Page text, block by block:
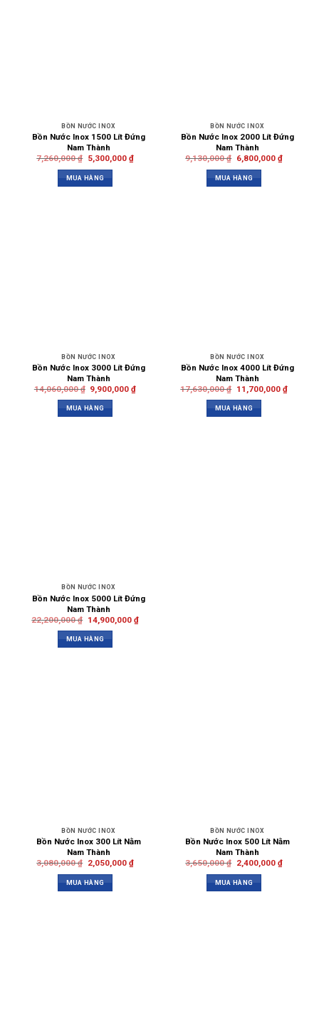
BỒN NƯỚC INOX
Bồn Nước Inox 1500 Lít Đứng
Nam Thành
7,260,000₫ 5,300,000 ₫
MUA HÀNG
BỒN NƯỚC INOX
Bồn Nước Inox 2000 Lít Đứng
Nam Thành
9,130,000₫ 6,800,000 ₫
MUA HÀNG
BỒN NƯỚC INOX
Bồn Nước Inox 3000 Lít Đứng
Nam Thành
14,060,000₫ 9,900,000₫
MUA HÀNG
BỒN NƯỚC INOX
Bồn Nước Inox 4000 Lít Đứng
Nam Thành
17,630,000₫ 11,700,000 ₫
MUA HÀNG
BỒN NƯỚC INOX
Bồn Nước Inox 5000 Lít Đứng
Nam Thành
22,200,000₫ 14,900,000 ₫
MUA HÀNG
BỒN NƯỚC INOX
Bồn Nước Inox 300 Lít Nằm
Nam Thành
3,080,000₫ 2,050,000 ₫
MUA HÀNG
BỒN NƯỚC INOX
Bồn Nước Inox 500 Lít Nằm
Nam Thành
3,650,000₫ 2,400,000 ₫
MUA HÀNG